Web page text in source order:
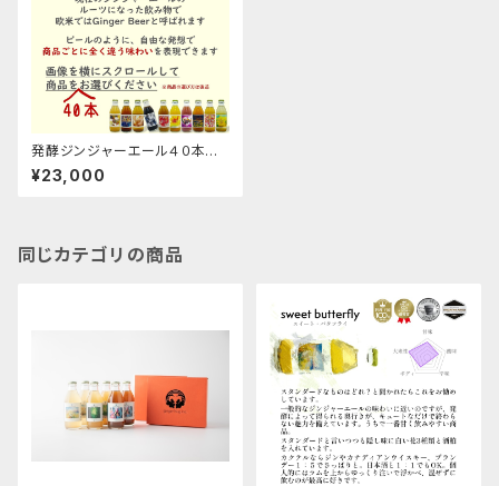
発酵ジンジャーエール４０本お
選びくださいセット
¥23,000
同じカテゴリの商品